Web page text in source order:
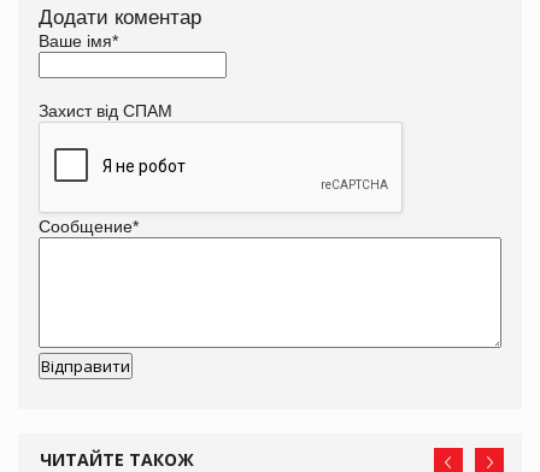
Додати коментар
Ваше імя*
Захист від СПАМ
Сообщение*
ЧИТАЙТЕ ТАКОЖ